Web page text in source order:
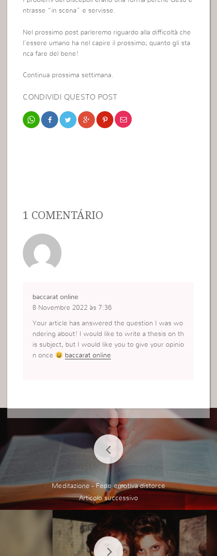
ntrasse “in scena” e servisse.
Nel prossimo post parleremo riguardo alla difficoltà che
l’essere umano ha nel capire il prossimo; quanto gli sta
nca fare del bene!
Continua prossima settimana.
CONDIVIDI QUESTO POST
1 COMENTÁRIO
baccarat online
8 Novembre 2022 às 7:36
Your article has answered the question I was wo
ndering about! I would like to write a thesis on th
is subject, but I would like you to give your opinio
n once
baccarat online
Meditazione - Fede emotiva distorce